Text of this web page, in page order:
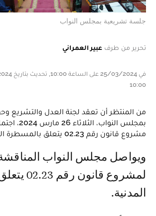
جلسة تشريعية بمجلس النواب
تحرير من طرف عبير العمراني
10:00
من المنتظر أن تعقد لجنة العدل والتشريع
بمجلس
مشروع قانون رقم 02.23 يتعلق بالمسطرة المدنية.
ويواصل مجلس النواب المناقشة العامة
لمشروع
المدنية.